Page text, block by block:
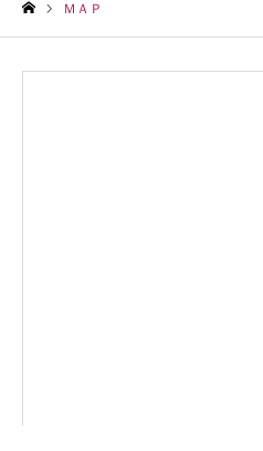
ＭＡＰ